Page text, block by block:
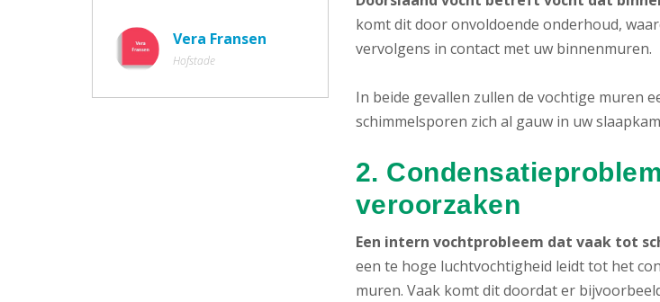
Vera Fransen
Hofstade
komt dit door onvoldoende onderhoud,
vervolgens in contact met uw binnenmuren.
In beide gevallen zullen de vochtige muren
schimmelsporen zich al gauw in uw
2.
veroorzaken
Een intern vochtprobleem dat vaak tot
een te hoge luchtvochtigheid leidt tot het
muren. Vaak komt dit doordat er